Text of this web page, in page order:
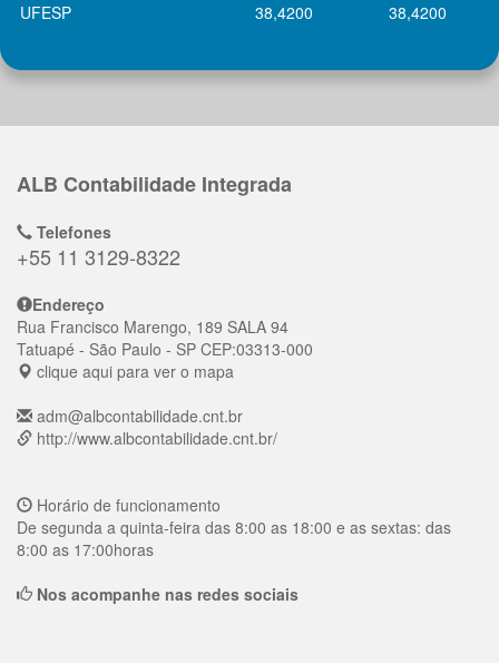
UFESP
38,4200 38,4200
ALB Contabilidade Integrada
Telefones
+55 11 3129-8322
Endereço
Rua Francisco Marengo, 189 SALA 94
Tatuapé - São Paulo - SP CEP:03313-000
clique aqui para ver o mapa
adm@albcontabilidade.cnt.br
http://www.albcontabilidade.cnt.br/
Horário de funcionamento
De segunda a quinta-feira das 8:00 as 18:00 e as sextas: das
8:00 as 17:00horas
Nos acompanhe nas redes sociais